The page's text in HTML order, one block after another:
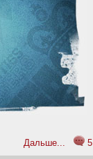
Дальше...
5